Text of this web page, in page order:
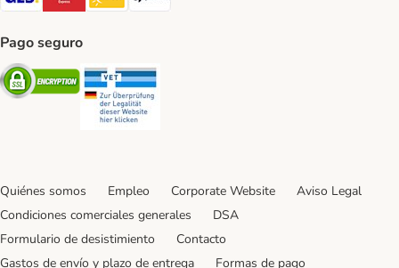
Pago seguro
Security
Quiénes somos Empleo Corporate Website
Aviso Legal
Condiciones comerciales generales
DSA
Formulario de desistimiento
Contacto
Gastos de envío y plazo de entrega
Formas de pago